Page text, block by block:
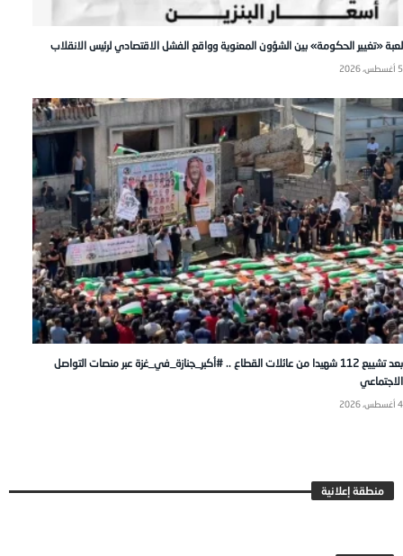
لعبة «تغيير الحكومة» بين الشؤون المعنوية وواقع الفشل الاقتصادي لرئيس الانقلاب
5 أغسطس، 2026
بعد تشييع 112 شهيدا من عائلات القطاع .. #أكبر_جنازة_في_غزة عبر منصات التواصل
الاجتماعي
4 أغسطس، 2026
منطقة إعلانية